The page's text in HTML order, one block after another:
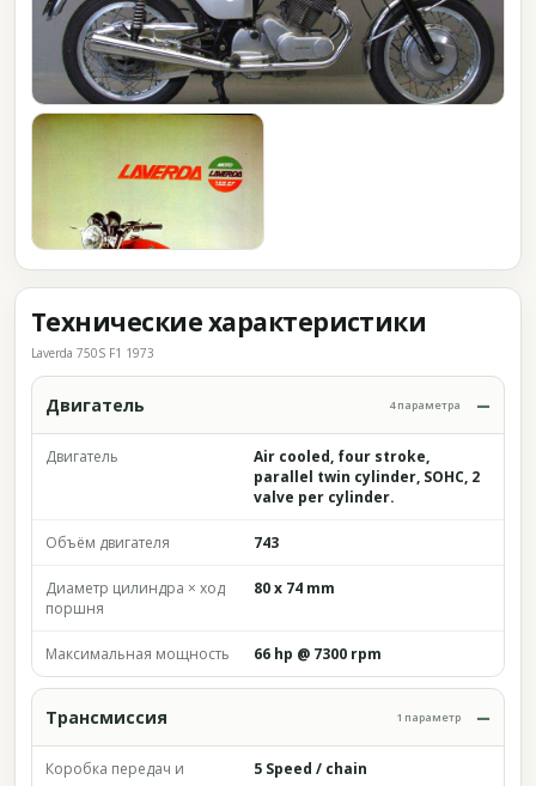
Технические характеристики
Laverda 750S F1 1973
Двигатель 4 параметра
Двигатель
Air cooled, four stroke,
parallel twin cylinder, SOHC, 2
valve per cylinder.
Объём двигателя 743
Диаметр цилиндра × ход
поршня
80 x 74 mm
Максимальная мощность 66 hp @ 7300 rpm
Трансмиссия 1 параметр
Коробка передач и
5 Speed / chain